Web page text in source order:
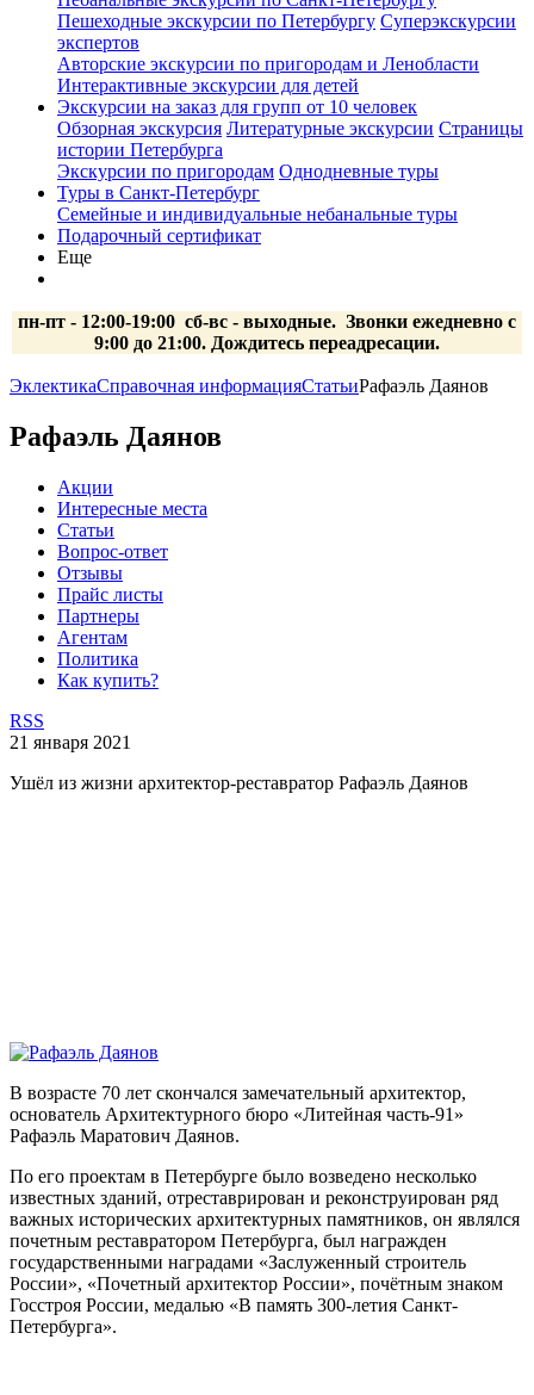
Пешеходные экскурсии по Петербургу Суперэкскурсии
экспертов
Авторские экскурсии по пригородам и Ленобласти
Интерактивные экскурсии для детей
Экскурсии на заказ для групп от 10 человек
Обзорная экскурсия Литературные экскурсии Страницы
истории Петербурга
Экскурсии по пригородам Однодневные туры
Туры в Санкт-Петербург
Семейные и индивидуальные небанальные туры
Подарочный сертификат
Еще
пн-пт - 12:00-19:00 сб-вс - выходные. Звонки ежедневно с
9:00 до 21:00. Дождитесь переадресации.
ЭклектикаСправочная информацияСтатьиРафаэль Даянов
Рафаэль Даянов
Акции
Интересные места
Статьи
Вопрос-ответ
Отзывы
Прайс листы
Партнеры
Агентам
Политика
Как купить?
RSS
21 января 2021
Ушёл из жизни архитектор-реставратор Рафаэль Даянов
В возрасте 70 лет скончался замечательный архитектор,
основатель Архитектурного бюро «Литейная часть-91»
Рафаэль Маратович Даянов.
По его проектам в Петербурге было возведено несколько
известных зданий, отреставрирован и реконструирован ряд
важных исторических архитектурных памятников, он являлся
почетным реставратором Петербурга, был награжден
государственными наградами «Заслуженный строитель
России», «Почетный архитектор России», почётным знаком
Госстроя России, медалью «В память 300-летия Санкт-
Петербурга».